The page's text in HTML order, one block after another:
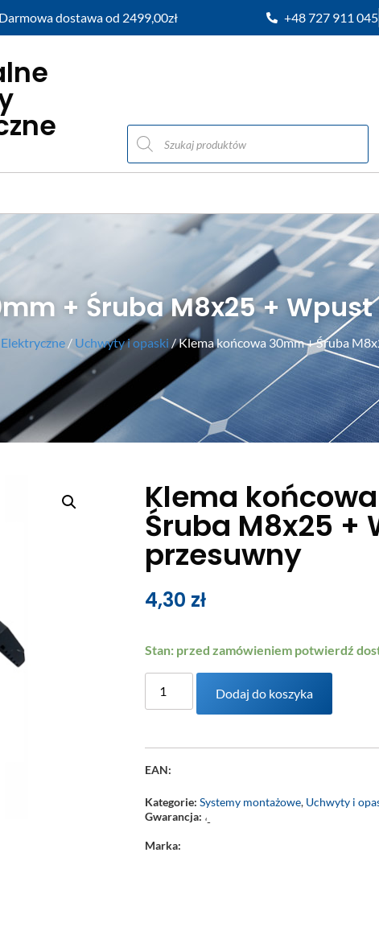
Darmowa dostawa od 2499,00zł +48 727 911 045
+ Śruba M8x25 +
/ Uchwyty i opaski / Klema końcowa 30mm + Śruba
Klema
Śruba M8x25 +
przesuwny
4,30 zł
Stan: przed zamówieniem potwierdź
Dodaj do koszyka
EAN:
Kategorie:Systemy montażowe, Uchwyty i
Gwarancja: ‘-
Marka: